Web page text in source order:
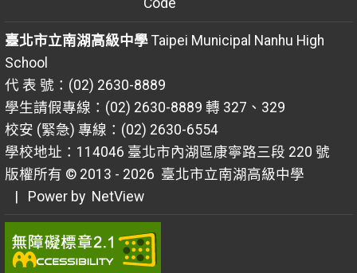
臺北市立南湖高級中學Taipei Municipal Nanhu High
School
代 表 號：(02) 2630-8889
學生請假專線：(02) 2630-8889 轉 327、329
校安 (緊急) 專線：(02) 2630-6554
學校地址：114046 臺北市內湖區康寧路三段 220 號
版權所有 © 2013 - 2026 臺北市立南湖高級中學
| Power by NetView